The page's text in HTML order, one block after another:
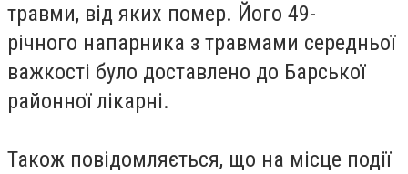
травми, від яких помер. Його 49-
річного напарника з травмами середньої
важкості було доставлено до Барської
районної лікарні.
Також повідомляється, що на місце події